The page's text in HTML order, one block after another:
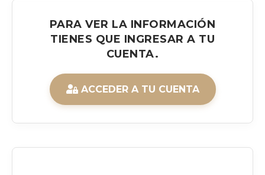
PARA VER LA INFORMACIÓN
TIENES QUE INGRESAR A TU
CUENTA.
ACCEDER A TU CUENTA